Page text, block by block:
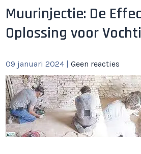
Muurinjectie: De
Oplossing voor
09 januari 2024 |Geen reacties